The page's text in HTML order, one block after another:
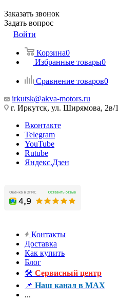
Заказать звонок
Задать вопрос
Войти
Корзина0
Избранные товары0
Сравнение товаров0
irkutsk@akva-motors.ru
г. Иркутск, ул. Ширямова, 2в/1
Вконтакте
Telegram
YouTube
Rutube
Яндекс.Дзен
Контакты
Доставка
Как купить
Блог
🛠️ Сервисный центр
📌 Наш канал в MAX
...